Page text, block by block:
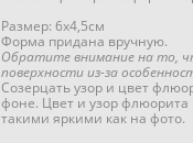
Размер: 6х4,5см
Форма придана вручную.
Обратите внимание на то,
поверхности из-за
Созерцать узор и цвет
фоне. Цвет и узор
такими яркими как на фото.